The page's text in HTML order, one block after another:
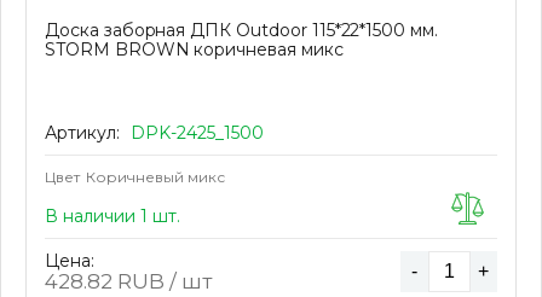
Доска заборная ДПК Outdoor 115*22*1500 мм.
STORM BROWN коричневая микс
Артикул: DPK-2425_1500
Цвет Коричневый микс
В наличии 1 шт.
Цена:
428.82 RUB / шт - +